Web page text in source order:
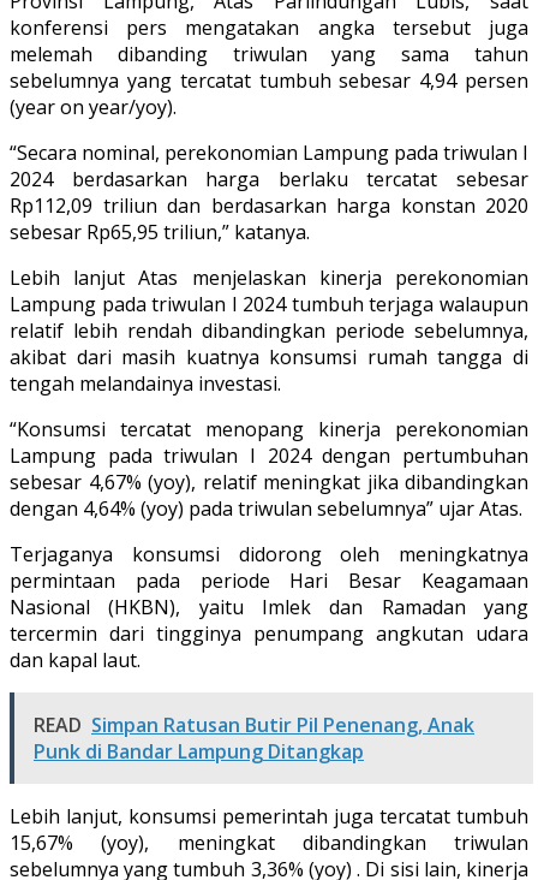
konferensi pers mengatakan angka tersebut juga
melemah dibanding triwulan yang sama tahun
sebelumnya yang tercatat tumbuh sebesar 4,94 persen
(year on year/yoy).
“Secara nominal, perekonomian Lampung pada triwulan I
2024 berdasarkan harga berlaku tercatat sebesar
Rp112,09 triliun dan berdasarkan harga konstan 2020
sebesar Rp65,95 triliun,” katanya.
Lebih lanjut Atas menjelaskan kinerja perekonomian
Lampung pada triwulan I 2024 tumbuh terjaga walaupun
relatif lebih rendah dibandingkan periode sebelumnya,
akibat dari masih kuatnya konsumsi rumah tangga di
tengah melandainya investasi.
“Konsumsi tercatat menopang kinerja perekonomian
Lampung pada triwulan I 2024 dengan pertumbuhan
sebesar 4,67% (yoy), relatif meningkat jika dibandingkan
dengan 4,64% (yoy) pada triwulan sebelumnya” ujar Atas.
Terjaganya konsumsi didorong oleh meningkatnya
permintaan pada periode Hari Besar Keagamaan
Nasional (HKBN), yaitu Imlek dan Ramadan yang
tercermin dari tingginya penumpang angkutan udara
dan kapal laut.
READ Simpan Ratusan Butir Pil Penenang, Anak
Punk di Bandar Lampung Ditangkap
Lebih lanjut, konsumsi pemerintah juga tercatat tumbuh
15,67% (yoy), meningkat dibandingkan triwulan
sebelumnya yang tumbuh 3,36% (yoy) . Di sisi lain, kinerja